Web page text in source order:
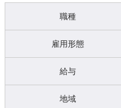
職種
雇用形態
給与
地域